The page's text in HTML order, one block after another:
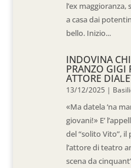
l’ex
a casa dai
bello. Inizio...
INDOVINA
PRANZO GIGI
ATTORE
13/12/2025 |
«Ma datela ‘na
giovani!» E’
del “solito Vito”, il
l’attore di teatro
scena da